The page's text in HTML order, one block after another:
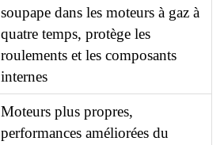
soupape dans les moteurs à gaz à
quatre temps, protège les
roulements et les composants
internes
Moteurs plus propres,
performances améliorées du